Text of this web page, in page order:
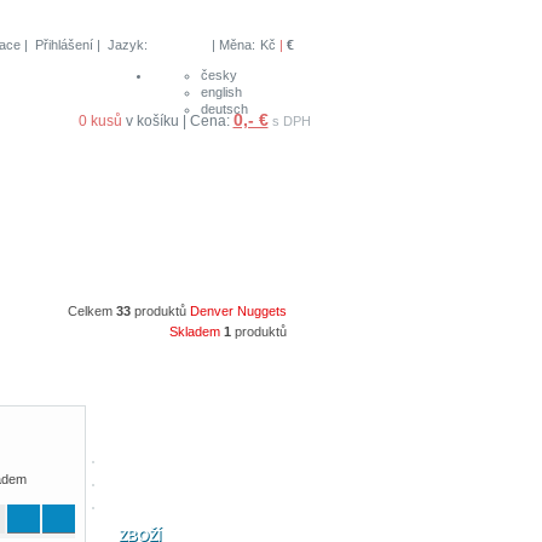
| Přihlášení| Jazyk:
česky
english
deutsch
| Měna: Kč | €
0 kusů v košíku | Cena: 0,- € s DPH
Celkem 33produktů Denver Nuggets
Skladem 1 produktů
ZBOŽÍ